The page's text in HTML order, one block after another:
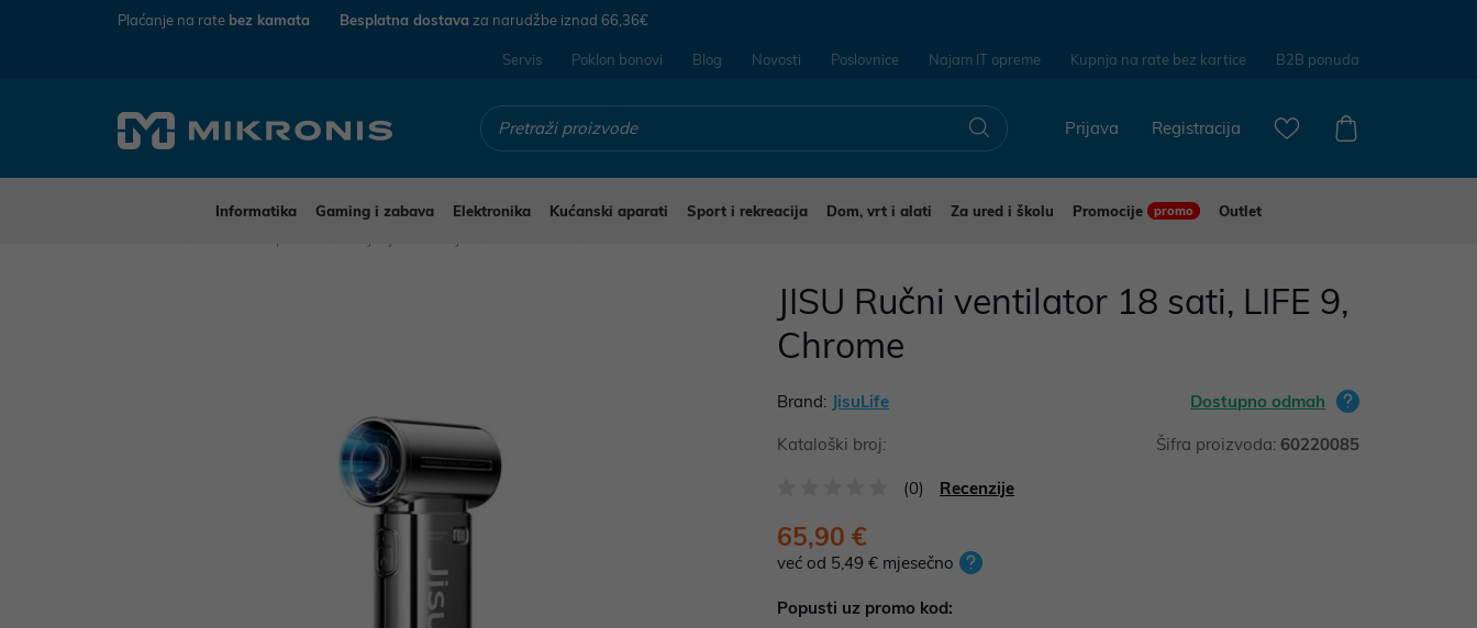
Plaćanje na rate bez kamata Besplatna dostava za narudžbe iznad 66,36€
Servis Poklon bonovi Blog Novosti Poslovnice Najam IT opreme Kupnja na rate bez kartice B2B ponuda
Registracija
Prijava
Informatika Gaming i zabava Elektronika Kućanski aparati Sport i rekreacija Dom, vrt i alati Za ured i školu Promocije promo
Outlet
JISU Ručni ventilator 18 sati, LIFE 9,
Chrome
Brand: JisuLife Dostupno odmah
Kataloški broj: Šifra proizvoda: 60220085
(0) Recenzije
65,90 €
već od 5,49 € mjesečno
Popusti uz promo kod: